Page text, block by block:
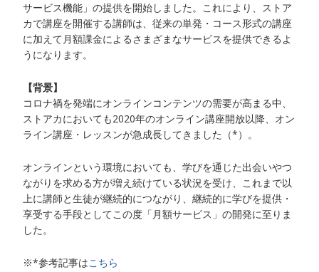
サービス機能」の提供を開始しました。これにより、ストア
カで講座を開催する講師は、従来の単発・コース形式の講座
に加えて月額課金によるさまざまなサービスを提供できるよ
うになります。
【背景】
コロナ禍を発端にオンラインコンテンツの需要が高まる中、
ストアカにおいても2020年のオンライン講座開放以降、オン
ライン講座・レッスンが急成長してきました（*）。
オンラインという環境においても、学びを通じた出会いやつ
ながりを求める方が増え続けている状況を受け、これまで以
上に講師と生徒が継続的につながり、継続的に学びを提供・
享受する手段としてこの度「月額サービス」の開発に至りま
した。
※*参考記事はこちら